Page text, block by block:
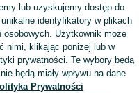
Wyświetlenia:
lub uzyskujemy dostęp do
identyfikatory w plikach
osobowych. Użytkownik może
nimi, klikając poniżej lub w
prywatności. Te wybory będą
będą miały wpływu na dane
Prywatności